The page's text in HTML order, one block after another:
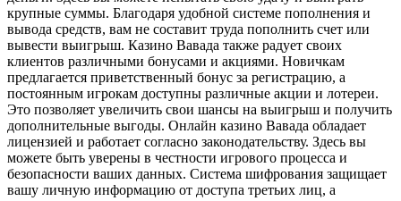
крупные суммы. Благодаря удобной системе пополнения и
вывода средств, вам не составит труда пополнить счет или
вывести выигрыш. Казино Вавада также радует своих
клиентов различными бонусами и акциями. Новичкам
предлагается приветственный бонус за регистрацию, а
постоянным игрокам доступны различные акции и лотереи.
Это позволяет увеличить свои шансы на выигрыш и получить
дополнительные выгоды. Онлайн казино Вавада обладает
лицензией и работает согласно законодательству. Здесь вы
можете быть уверены в честности игрового процесса и
безопасности ваших данных. Система шифрования защищает
вашу личную информацию от доступа третьих лиц, а